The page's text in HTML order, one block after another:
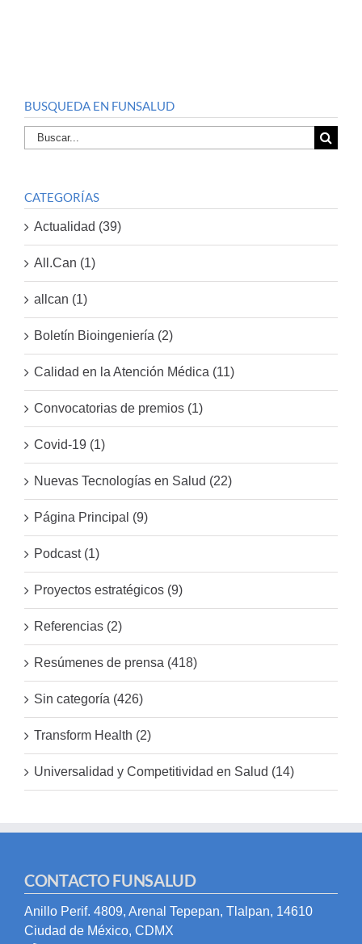
BUSQUEDA EN FUNSALUD
Buscar
por:
CATEGORÍAS
Actualidad (39)
All.Can (1)
allcan (1)
Boletín Bioingeniería (2)
Calidad en la Atención Médica (11)
Convocatorias de premios (1)
Covid-19 (1)
Nuevas Tecnologías en Salud (22)
Página Principal (9)
Podcast (1)
Proyectos estratégicos (9)
Referencias (2)
Resúmenes de prensa (418)
Sin categoría (426)
Transform Health (2)
Universalidad y Competitividad en Salud (14)
CONTACTO FUNSALUD
Anillo Perif. 4809, Arenal Tepepan, Tlalpan, 14610
Ciudad de México, CDMX